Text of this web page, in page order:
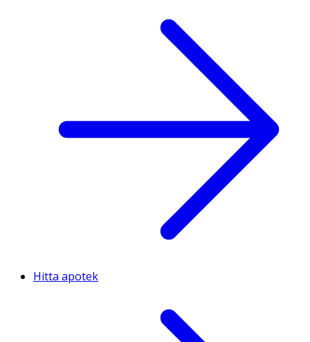
Hitta apotek